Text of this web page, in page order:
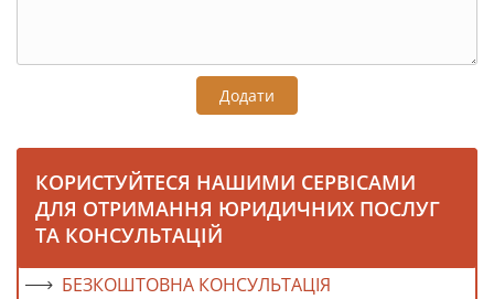
Додати
КОРИСТУЙТЕСЯ НАШИМИ СЕРВІСАМИ
ДЛЯ ОТРИМАННЯ ЮРИДИЧНИХ ПОСЛУГ
ТА КОНСУЛЬТАЦІЙ
БЕЗКОШТОВНА КОНСУЛЬТАЦІЯ